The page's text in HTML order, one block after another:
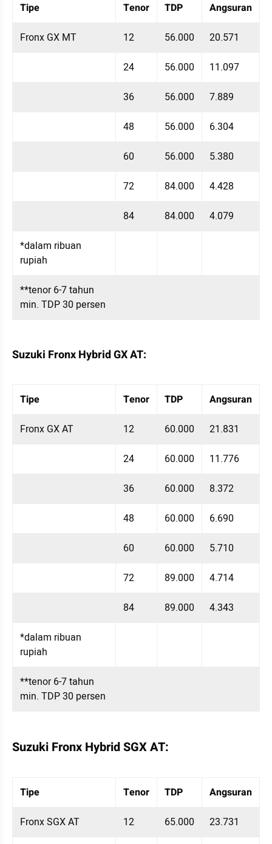
Tipe Tenor TDP Angsuran
Fronx GX MT 12 56.000 20.571
24 56.000 11.097
36 56.000 7.889
48 56.000 6.304
60 56.000 5.380
72 84.000 4.428
84 84.000 4.079
*dalam ribuan
rupiah
**tenor 6-7 tahun
min. TDP 30 persen
Suzuki Fronx Hybrid GX AT:
Tipe Tenor TDP Angsuran
Fronx GX AT 12 60.000 21.831
24 60.000 11.776
36 60.000 8.372
48 60.000 6.690
60 60.000 5.710
72 89.000 4.714
84 89.000 4.343
*dalam ribuan
rupiah
**tenor 6-7 tahun
min. TDP 30 persen
Suzuki Fronx Hybrid SGX AT:
Tipe Tenor TDP Angsuran
Fronx SGX AT 12 65.000 23.731